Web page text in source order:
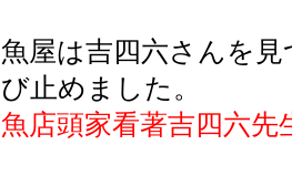
魚屋は吉四六さんを
び止めました。
魚店頭家看著吉四六先